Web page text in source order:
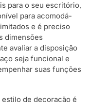
para o seu escritório,
para acomodá-
e é preciso
dimensões
avaliar a disposição
seja funcional e
suas funções
de decoração é